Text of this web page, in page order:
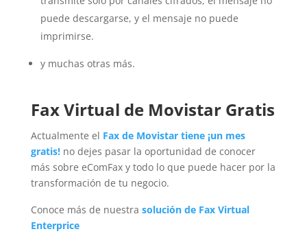
puede descargarse, y el mensaje no puede
imprimirse.
y muchas otras más.
Fax Virtual de Movistar Gratis
Actualmente el Fax de Movistar tiene ¡un mes
gratis!no dejes pasar la oportunidad de conocer
más sobre eComFax y todo lo que puede hacer por la
transformación de tu negocio.
Conoce más de nuestra solución de Fax Virtual
Enterprice